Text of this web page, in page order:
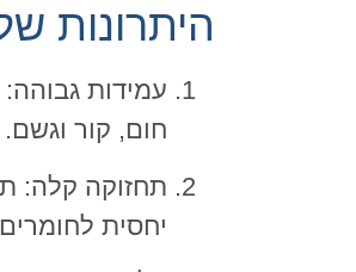
היתרונות
עמידות
חום, קור וגשם.
תחזוקה קלה:
יחסית